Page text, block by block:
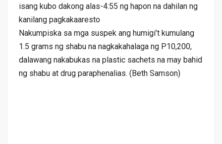
isang kubo dakong alas-4:55 ng hapon na dahilan ng
kanilang pagkakaaresto
Nakumpiska sa mga suspek ang humigi’t kumulang
1.5 grams ng shabu na nagkakahalaga ng P10,200,
dalawang nakabukas na plastic sachets na may bahid
ng shabu at drug paraphenalias. (Beth Samson)